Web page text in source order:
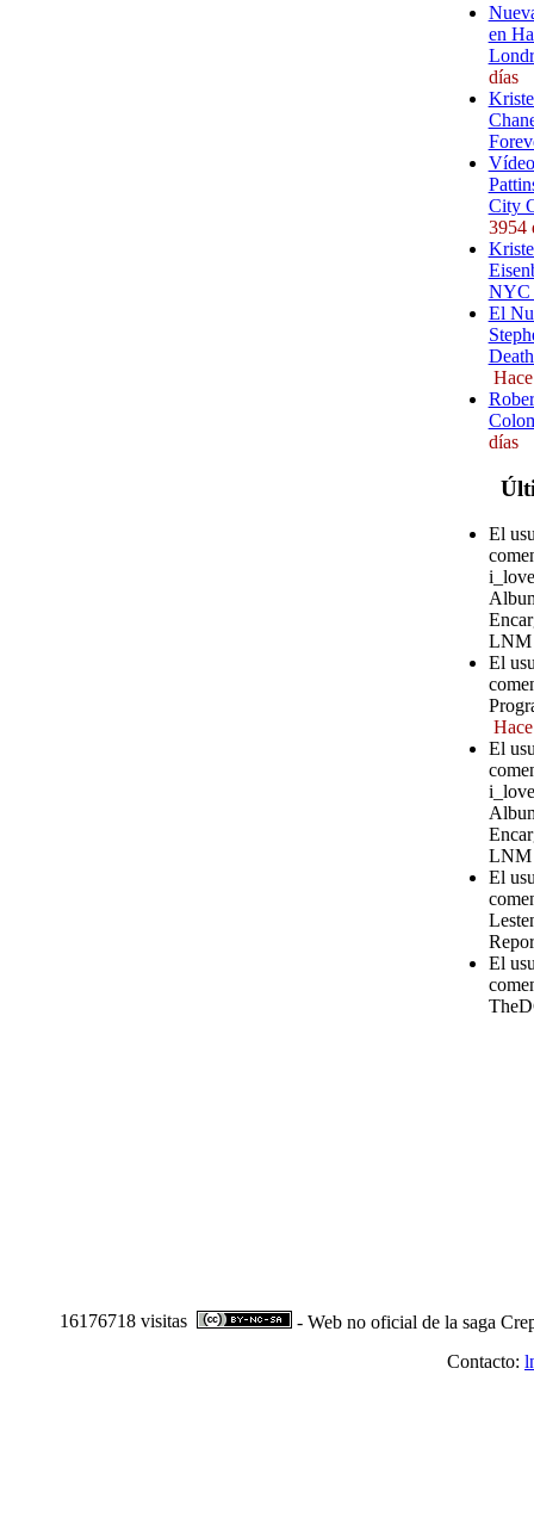
en
días
City
3954
NYC
El
días
El
LNM
El
El
LNM
El
El
16176718 visitas
- Web no oficial de la saga
Contacto: